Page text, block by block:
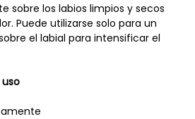
sobre los labios limpios y secos
Puede utilizarse solo para un
el labial para intensificar el